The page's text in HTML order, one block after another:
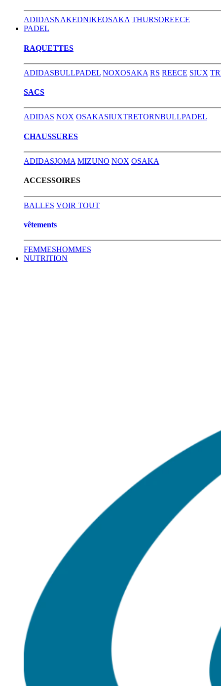
ADIDASNAKEDNIKEOSAKA THURSOREECE
PADEL
RAQUETTES
ADIDASBULLPADEL NOXOSAKA RS REECE SIUX
SACS
ADIDAS NOX OSAKASIUXTRETORNBULLPADEL
CHAUSSURES
ADIDASJOMA MIZUNO NOX OSAKA
ACCESSOIRES
BALLES VOIR TOUT
vêtements
FEMMESHOMMES
NUTRITION